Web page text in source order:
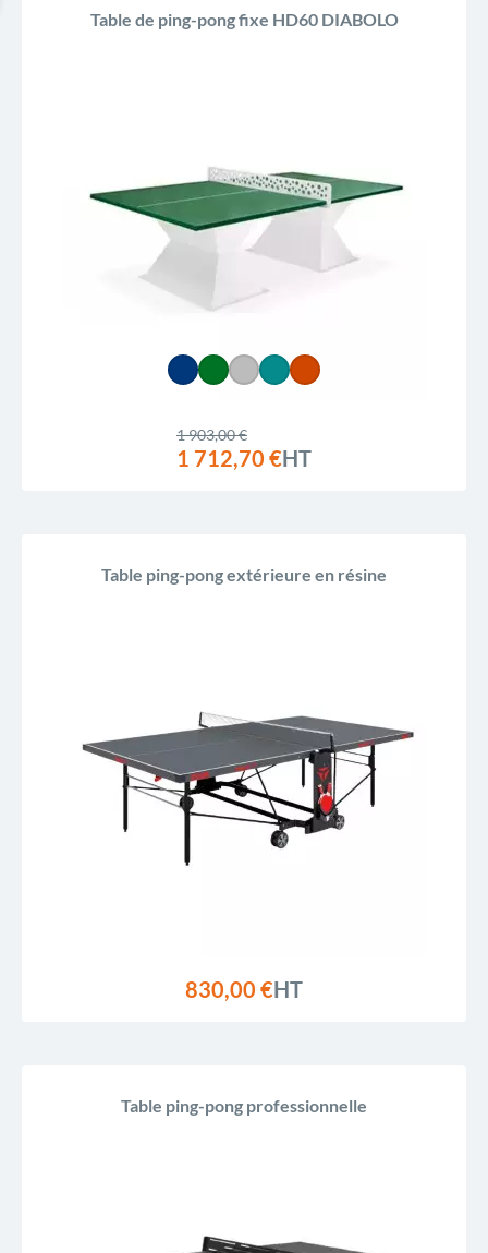
Table de ping-pong fixe HD60 DIABOLO
1 903,00 €
1 712,70 €HT
Table ping-pong extérieure en résine
830,00 €HT
Table ping-pong professionnelle